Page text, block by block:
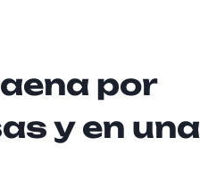
por
y en una